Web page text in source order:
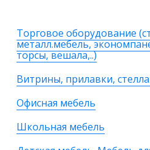
Торговое оборудование
металл.мебель,
торсы, вешала,..)
Витрины, прилавки,
Офисная мебель
Школьная мебель